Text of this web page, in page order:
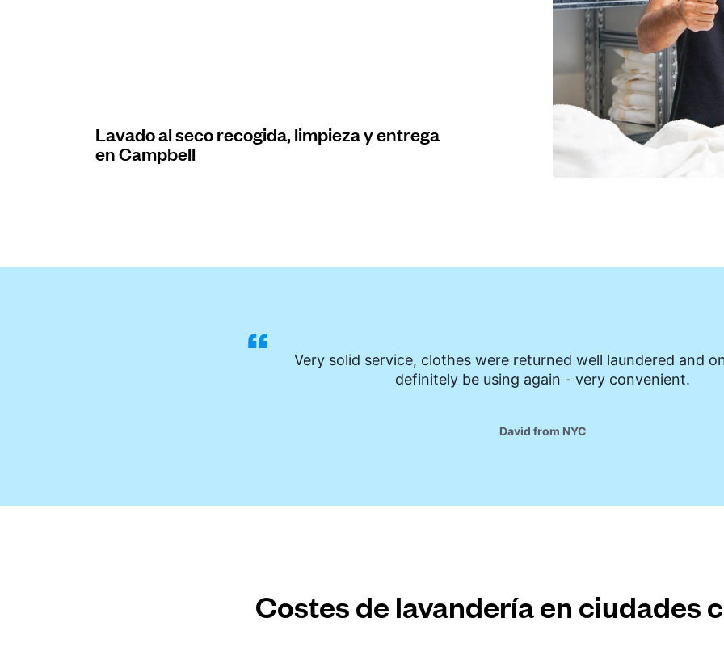
Lavado al seco recogida, limpieza y entrega
en Campbell
Very solid service, clothes were returned well laundered and
definitely be using again - very convenient.
David from NYC
Costes de lavandería en ciudades